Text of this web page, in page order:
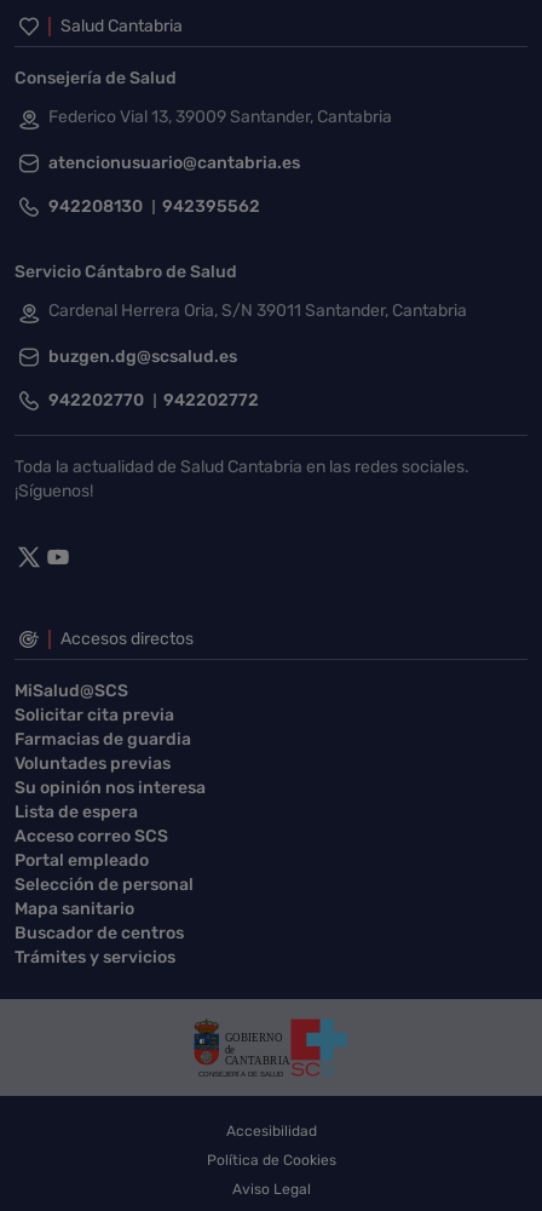
Inicio del pie de página
Salud Cantabria
Consejería de Salud
Federico Vial 13, 39009 Santander, Cantabria
atencionusuario@cantabria.es
942208130 942395562
Servicio Cántabro de Salud
Cardenal Herrera Oria, S/N 39011 Santander, Cantabria
buzgen.dg@scsalud.es
942202770 942202772
Toda la actualidad de Salud Cantabria en las redes sociales.
¡Síguenos!
Accesos directos
MiSalud@SCS
Solicitar cita previa
Farmacias de guardia
Voluntades previas
Su opinión nos interesa
Lista de espera
Acceso correo SCS
Portal empleado
Selección de personal
Mapa sanitario
Buscador de centros
Trámites y servicios
Accesibilidad
Política de Cookies
Aviso Legal